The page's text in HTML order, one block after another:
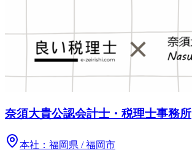
奈須大貴公認会計士・税理士事務所
本社： 福岡県 / 福岡市